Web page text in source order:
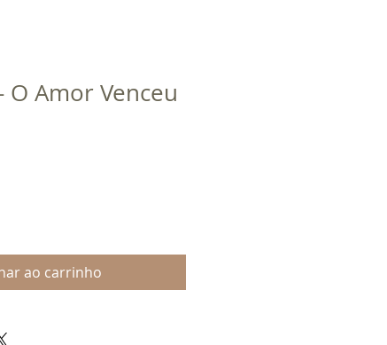
O Amor Venceu
ao carrinho